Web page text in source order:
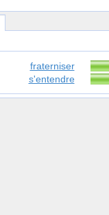
fraterniser
s'entendre